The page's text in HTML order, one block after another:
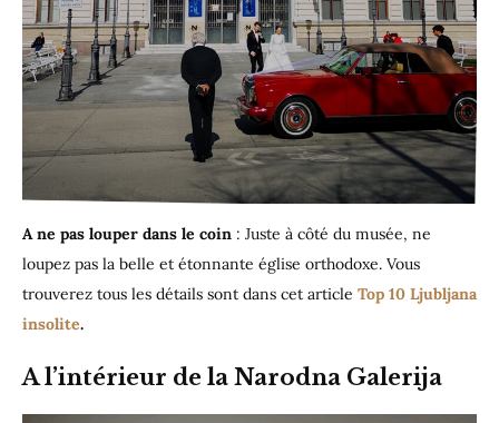
A ne pas louper dans le coin : Juste à côté du musée, ne
loupez pas la belle et étonnante église orthodoxe. Vous
trouverez tous les détails sont dans cet article Top 10 Ljubljana
insolite.
A l’intérieur de la Narodna Galerija